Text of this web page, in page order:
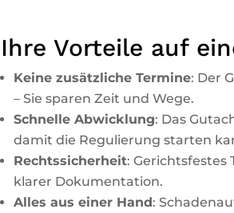
Ihre Vorteile auf
Keine zusätzliche Termine: Der
– Sie sparen Zeit und Wege.
Schnelle Abwicklung: Das
damit die Regulierung starten
Rechtssicherheit: Gerichtsfestes
klarer Dokumentation.
Alles aus einer Hand: